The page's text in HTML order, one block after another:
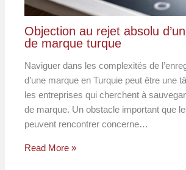
Objection au rejet absolu
de marque turque
Naviguer dans les complexités de
d’une marque en Turquie peut être une
les entreprises qui cherchent à
de marque. Un obstacle important que
peuvent rencontrer concerne…
Read More »